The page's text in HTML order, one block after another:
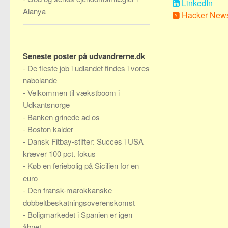
LinkedIn
Hacker
Alanya
Seneste poster på udvandrerne.dk
- De fleste job i udlandet findes i vores
nabolande
-Velkommen til vækstboom i
Udkantsnorge
- Banken grinede ad os
- Boston kalder
- Dansk Fitbay-stifter: Succes i USA
kræver 100 pct. fokus
- Køb en feriebolig på Sicilien for en
euro
- Den fransk-marokkanske
dobbeltbeskatningsoverenskomst
- Boligmarkedet i Spanien er igen